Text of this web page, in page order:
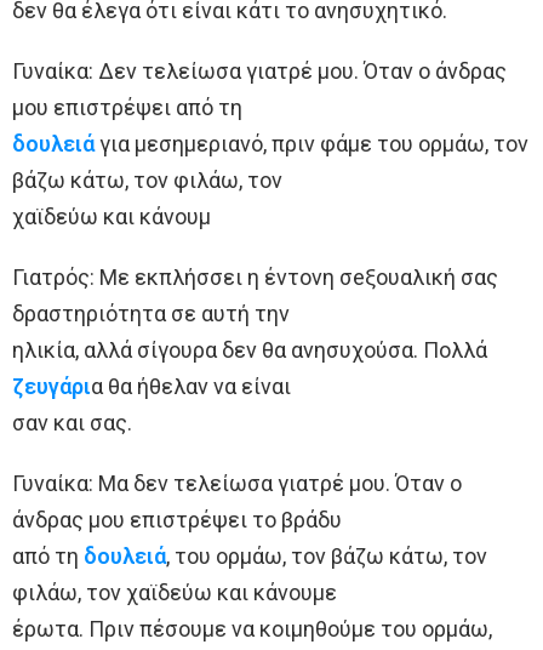
δεν θα έλεγα ότι είναι κάτι το ανησυχητικό.
Γυναίκα: Δεν τελείωσα γιατρέ μου. Όταν ο άνδρας
μου επιστρέψει από τη
δουλειάγια μεσημεριανό, πριν φάμε του ορμάω, τον
βάζω κάτω, τον φιλάω, τον
χαϊδεύω και κάνουμ
Γιατρός: Με εκπλήσσει η έντονη σeξουαλική σας
δραστηριότητα σε αυτή την
ηλικία, αλλά σίγουρα δεν θα ανησυχούσα. Πολλά
ζευγάρια θα ήθελαν να είναι
σαν και σας.
Γυναίκα: Μα δεν τελείωσα γιατρέ μου. Όταν ο
άνδρας μου επιστρέψει το βράδυ
από τη δουλειά, του ορμάω, τον βάζω κάτω, τον
φιλάω, τον χαϊδεύω και κάνουμε
έρωτα. Πριν πέσουμε να κοιμηθούμε του ορμάω,